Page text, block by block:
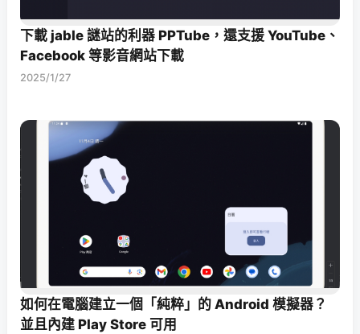
下載 jable 謎站的利器 PPTube，還支援 YouTube、
Facebook 等影音網站下載
2025/1/27
如何在電腦建立一個「純粹」的 Android 模擬器？
並且內建 Play Store 可用